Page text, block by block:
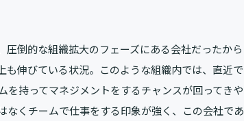
倒的な組織拡大のフェーズにある会社だったから
伸びている状況。このような組織内では、直近で
持ってマネジメントをするチャンスが回ってきや
くチームで仕事をする印象が強く、この会社であ